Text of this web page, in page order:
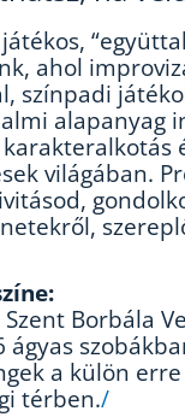
ahol
színpadi
alapanyag
világában.
Borbála
ágyas
a külön
térben./